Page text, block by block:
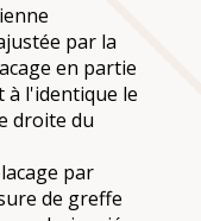
par la
en partie
à l'identique le
droite du
par
de greffe